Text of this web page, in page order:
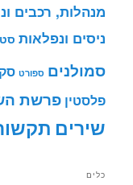
מנהלות, רכבים
ניסים ונפלאות
סמולנים ספורט
פלסטין פרשת
שירים
כלים